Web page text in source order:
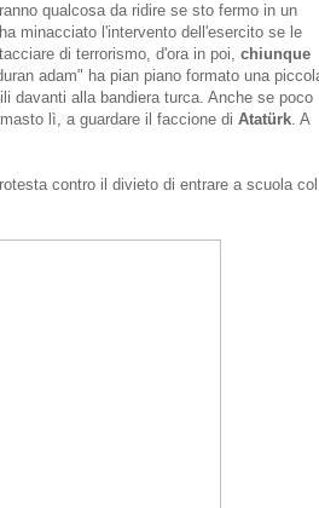
qualcosa da ridire se sto fermo in un
minacciato l'intervento dell'esercito se le
di terrorismo, d'ora in poi, chiunque
adam" ha pian piano formato una
davanti alla bandiera turca. Anche se poco
lì, a guardare il faccione di Atatürk. A
contro il divieto di entrare a scuola col